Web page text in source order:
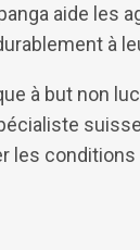
aide les
à
à but non
les